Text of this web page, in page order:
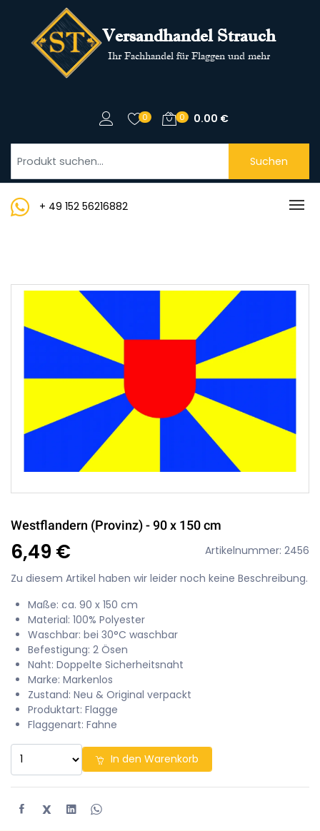
Versandhandel Strauch
Ihr Fachhandel für Flaggen und mehr
0 0 0.00 €
Suchen
+ 49 152 56216882
Westflandern (Provinz) - 90 x 150 cm
6,49 €
Artikelnummer: 2456
Zu diesem Artikel haben wir leider noch keine Beschreibung.
Maße: ca. 90 x 150 cm
Material: 100% Polyester
Waschbar: bei 30°C waschbar
Befestigung: 2 Ösen
Naht: Doppelte Sicherheitsnaht
Marke: Markenlos
Zustand: Neu & Original verpackt
Produktart: Flagge
Flaggenart: Fahne
In den Warenkorb
X